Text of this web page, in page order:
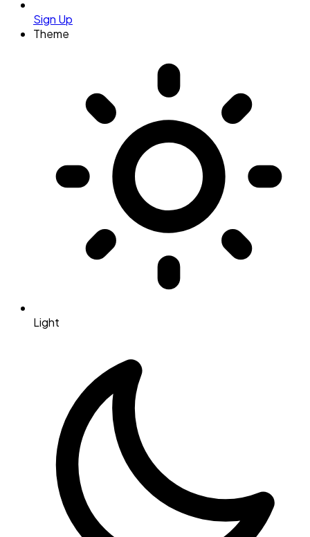
Sign Up
Theme
Light